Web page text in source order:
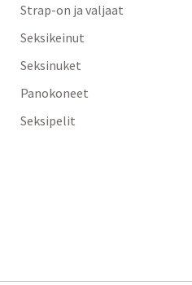
Strap-on ja valjaat
Seksikeinut
Seksinuket
Panokoneet
Seksipelit